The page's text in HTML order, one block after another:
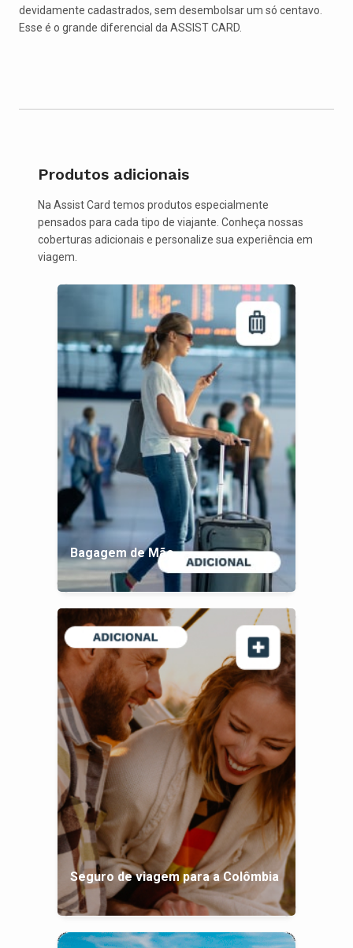
devidamente cadastrados, sem desembolsar um só centavo.
Esse é o grande diferencial da ASSIST CARD.
Produtos adicionais
Na Assist Card temos produtos especialmente
pensados para cada tipo de viajante. Conheça nossas
coberturas adicionais e personalize sua experiência em
viagem.
Bagagem de Mão
Seguro de viagem para a Colômbia